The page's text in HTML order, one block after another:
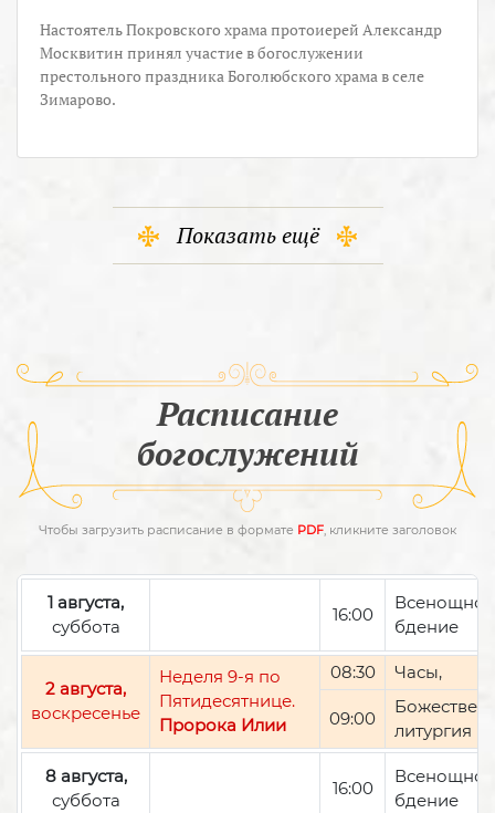
Настоятель Покровского храма протоиерей Александр
Москвитин принял участие в богослужении
престольного праздника Боголюбского храма в селе
Зимарово.
Показать ещё
Расписание
богослужений
Чтобы загрузить расписание в формате PDF, кликните заголовок
1 августа,
суббота
16:00
Всенощное
бдение
2 августа,
воскресенье
Неделя 9-я по
Пятидесятнице.
Пророка Илии
08:30 Часы,
09:00
литургия
8 августа,
суббота
16:00
Всенощное
бдение